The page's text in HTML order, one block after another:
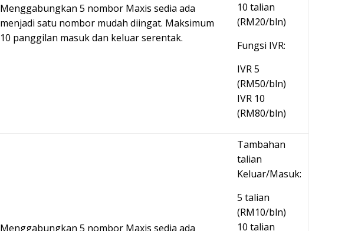
Menggabungkan 5 nombor Maxis sedia ada
menjadi satu nombor mudah diingat. Maksimum
10 panggilan masuk dan keluar serentak.
10 talian
(RM20/bln)
Fungsi IVR:
IVR 5
(RM50/bln)
IVR 10
(RM80/bln)
Menggabungkan 5 nombor Maxis sedia ada
Tambahan
talian
Keluar/Masuk:
5 talian
(RM10/bln)
10 talian